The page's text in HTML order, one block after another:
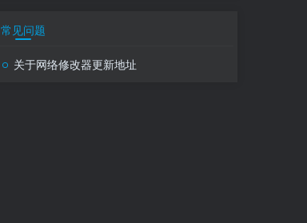
常见问题
关于网络修改器更新地址